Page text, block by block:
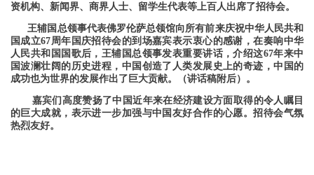
资机构、新闻界、商界人士、留学生代表等上百人出席了招待会。
王辅国总领事代表佛罗伦萨总领馆向所有前来庆祝中华人民共和
国成立67周年国庆招待会的到场嘉宾表示衷心的感谢，在奏响中华
人民共和国国歌后，王辅国总领事发表重要讲话，介绍这67年来中
国波澜壮阔的历史进程，中国创造了人类发展史上的奇迹，中国的
成功也为世界的发展作出了巨大贡献。（讲话稿附后）。
嘉宾们高度赞扬了中国近年来在经济建设方面取得的令人瞩目
的巨大成就，表示进一步加强与中国友好合作的心愿。招待会气氛
热烈友好。